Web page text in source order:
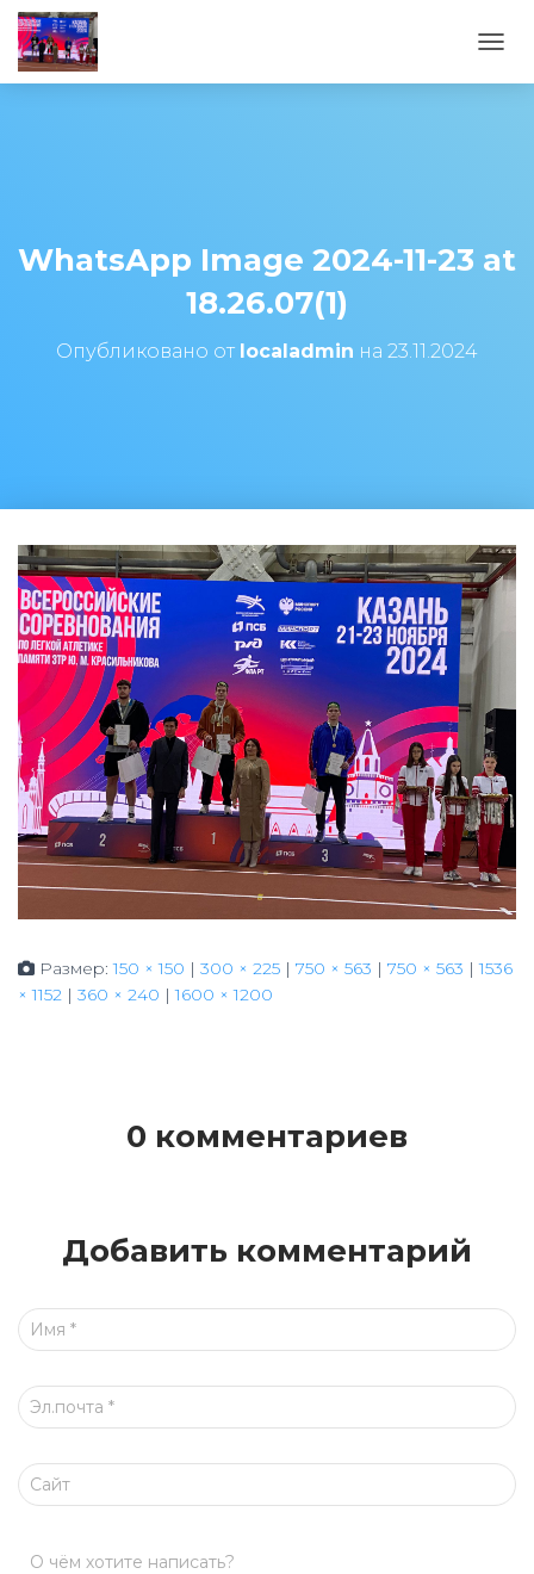
WhatsApp Image 2024-11-23 at
18.26.07(1)
Опубликовано от localadmin на 23.11.2024
Размер:150 × 150 | 300 × 225 | 750 × 563 | 750 × 563 | 1536
× 1152 | 360 × 240 | 1600 × 1200
0 комментариев
Добавить комментарий
Имя *
Эл.почта *
Сайт
О чём хотите написать?